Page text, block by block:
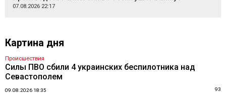
07.08.2026 22:17
Картина дня
Происшествия
Силы ПВО сбили 4 украинских беспилотника над
Севастополем
09.08.2026 18:35 93